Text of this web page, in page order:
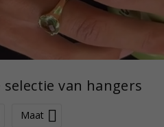
van hangers
Maat